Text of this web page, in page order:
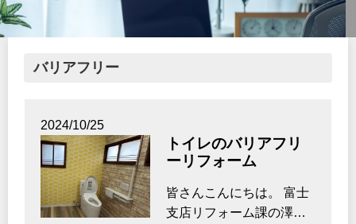
バリアフリー
2024/10/25
トイレのバリアフリ
ーリフォーム
皆さんこんにちは。 富士
支店リフォーム課の澤田